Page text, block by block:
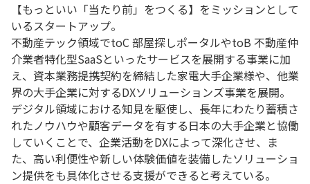
【もっといい「当たり前」をつくる】をミッションとして
いるスタートアップ。
不動産テック領域でtoC 部屋探しポータルやtoB 不動産仲
介業者特化型SaaSといったサービスを展開する事業に加
え、資本業務提携契約を締結した家電大手企業様や、他業
界の大手企業に対するDXソリューションズ事業を展開。
デジタル領域における知見を駆使し、長年にわたり蓄積さ
れたノウハウや顧客データを有する日本の大手企業と協働
していくことで、企業活動をDXによって深化させ、ま
た、高い利便性や新しい体験価値を装備したソリューショ
ン提供をも具体化させる支援ができると考えている。